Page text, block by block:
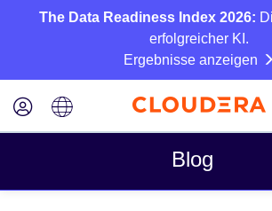
The Data Readiness Index 2026:
erfolgreicher KI.
Ergebnisse anzeigen
Blog